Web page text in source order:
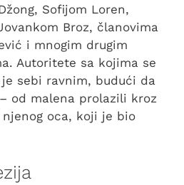
Sofijom Loren,
Broz, članovima
i mnogim drugim
Autoritete sa kojima se
sebi ravnim, budući da
od malena prolazili kroz
oca, koji je bio